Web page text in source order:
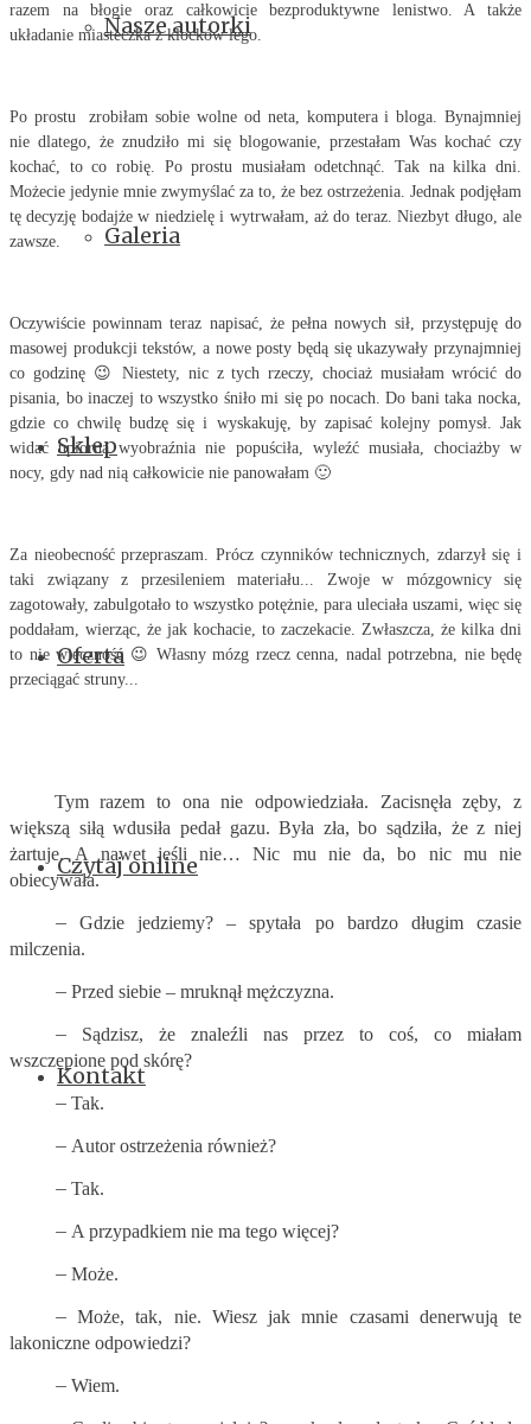
Nasze autorki
Galeria
Sklep
Oferta
Czytaj online
Kontakt
razem na błogie oraz całkowicie bezproduktywne lenistwo. A także
układanie miasteczka z klocków lego.
Po prostu zrobiłam sobie wolne od neta, komputera i bloga. Bynajmniej
nie dlatego, że znudziło mi się blogowanie, przestałam Was kochać czy
kochać, to co robię. Po prostu musiałam odetchnąć. Tak na kilka dni.
Możecie jedynie mnie zwymyślać za to, że bez ostrzeżenia. Jednak podjęłam
tę decyzję bodajże w niedzielę i wytrwałam, aż do teraz. Niezbyt długo, ale
zawsze.
Oczywiście powinnam teraz napisać, że pełna nowych sił, przystępuję do
masowej produkcji tekstów, a nowe posty będą się ukazywały przynajmniej
co godzinę 😉 Niestety, nic z tych rzeczy, chociaż musiałam wrócić do
pisania, bo inaczej to wszystko śniło mi się po nocach. Do bani taka nocka,
gdzie co chwilę budzę się i wyskakuję, by zapisać kolejny pomysł. Jak
widać upiorna wyobraźnia nie popuściła, wyleźć musiała, chociażby w
nocy, gdy nad nią całkowicie nie panowałam 🙂
Za nieobecność przepraszam. Prócz czynników technicznych, zdarzył się i
taki związany z przesileniem materiału... Zwoje w mózgownicy się
zagotowały, zabulgotało to wszystko potężnie, para uleciała uszami, więc się
poddałam, wierząc, że jak kochacie, to zaczekacie. Zwłaszcza, że kilka dni
to nie wieczność 😉 Własny mózg rzecz cenna, nadal potrzebna, nie będę
przeciągać struny...
Tym razem to ona nie odpowiedziała. Zacisnęła zęby, z
większą siłą wdusiła pedał gazu. Była zła, bo sądziła, że z niej
żartuje. A nawet jeśli nie… Nic mu nie da, bo nic mu nie
obiecywała.
– Gdzie jedziemy? – spytała po bardzo długim czasie
milczenia.
– Przed siebie – mruknął mężczyzna.
– Sądzisz, że znaleźli nas przez to coś, co miałam
wszczepione pod skórę?
– Tak.
– Autor ostrzeżenia również?
– Tak.
– A przypadkiem nie ma tego więcej?
– Może.
–Może, tak, nie. Wiesz jak mnie czasami denerwują te
lakoniczne odpowiedzi?
– Wiem.